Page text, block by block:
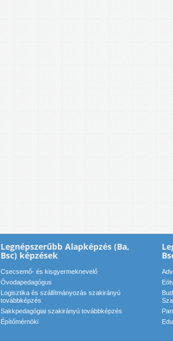
Legnépszerűbb Alapképzés (Ba,
Bsc) képzések
Csecsemő- és kisgyermeknevelő
Óvodapedagógus
Logisztika és szállítmányozás szakirányú
továbbképzés
Sakkpedagógiai szakirányú továbbképzés
Építőmérnöki